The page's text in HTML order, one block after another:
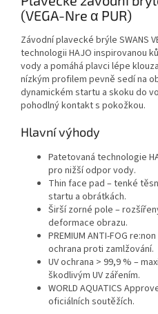
(VEGA-Nre α PUR)
Závodní plavecké brýle SWANS
technologii HAJO inspirovanou
vody a pomáhá plavci lépe
nízkým profilem pevně sedí na
dynamickém startu a skoku do
pohodlný kontakt s pokožkou.
Hlavní výhody
Patetovaná technologie
pro nižší odpor vody.
Thin face pad – tenké
startu a obrátkách.
Širší zorné pole –
deformace obrazu.
PREMIUM ANTI-FOG
ochrana proti zamlžování.
UV ochrana > 99,9 % –
škodlivým UV zářením.
WORLD AQUATICS
oficiálních soutěžích.